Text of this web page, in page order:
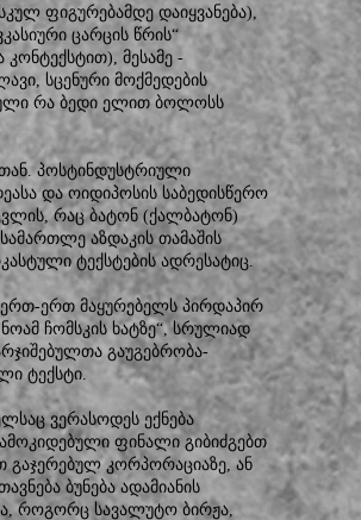
ფიგურებამდე დაიყვანება),
ცარცის წრის“
მესამე -
სცენური მოქმედების
რა ბედი ელით ბოლოსს
პოსტინდუსტრიული
და ოიდიპოსის საბედისწერო
რაც ბატონ (ქალბატონ)
აზდაკის თამაშის
ტექსტების ადრესატიც.
ერთ მაყურებელს პირდაპირ
ჩომსკის ხატზე“, სრულიად
გაუგებრობა-
ტექსტი.
ვერასოდეს ექნება
ფინალი გიბიძგებთ
კორპორაციაზე, ან
ბუნება ადამიანის
როგორც სავალუტო ბირჟა,